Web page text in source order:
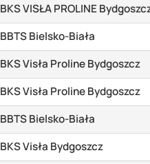
BKS VISŁA PROLINE
BBTS Bielsko-Biała
BKS Visła Proline Bydgoszcz
BKS Visła Proline Bydgoszcz
BBTS Bielsko-Biała
BKS Visła Bydgoszcz